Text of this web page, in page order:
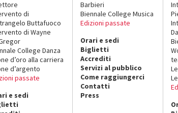
di
Buttafuoco
di Wayne
College Danza
d’oro alla carriera
d’argento
passate
e sedi
Barbieri
Biennale College Musica
Edizioni passate
Orari e sedi
Biglietti
Accrediti
Servizi al pubblico
Come raggiungerci
Contatti
Press